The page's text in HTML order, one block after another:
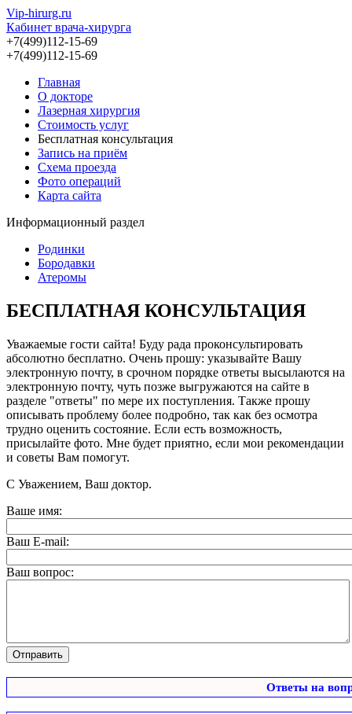
Vip-hirurg.ru
Кабинет врача-хирурга
+7(499)112-15-69
+7(499)112-15-69
Главная
О докторе
Лазерная хирургия
Стоимость услуг
Бесплатная консультация
Запись на приём
Схема проезда
Фото операций
Карта сайта
Информационный раздел
Родинки
Бородавки
Атеромы
БЕСПЛАТНАЯ КОНСУЛЬТАЦИЯ
Уважаемые гости сайта! Буду рада проконсультировать
абсолютно бесплатно. Очень прошу: указывайте Вашу
электронную почту, в срочном порядке ответы высылаются на
электронную почту, чуть позже выгружаются на сайте в
разделе "ответы" по мере их поступления. Также прошу
описывать проблему более подробно, так как без осмотра
трудно оценить состояние. Если есть возможность,
присылайте фото. Мне будет приятно, если мои рекомендации
и советы Вам помогут.
С Уважением, Ваш доктор.
Ваше имя:
Ваш E-mail:
Ваш вопрос:
Ответы на